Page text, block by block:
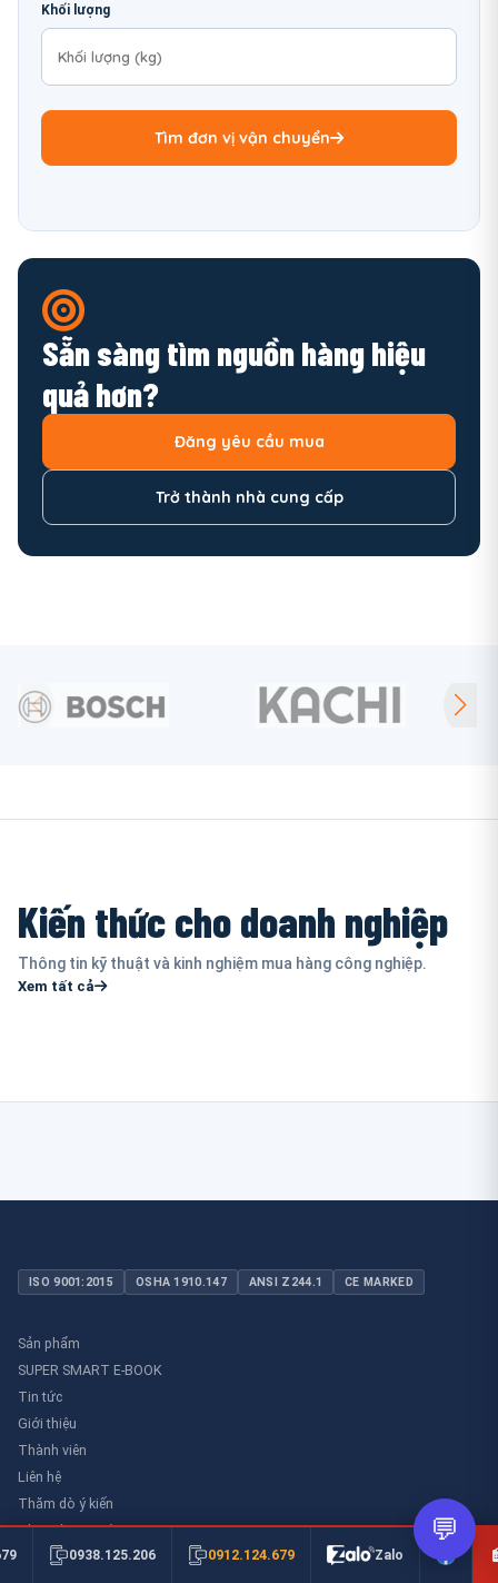
Khối lượng
Tìm đơn vị vận chuyển
Sẵn sàng tìm nguồn hàng hiệu
quả hơn?
Đăng yêu cầu mua
Trở thành nhà cung cấp
Kiến thức cho doanh nghiệp
Thông tin kỹ thuật và kinh nghiệm mua hàng công nghiệp.
Xem tất cả
ISO 9001:2015 OSHA 1910.147 ANSI Z244.1 CE MARKED
Sản phẩm
SUPER SMART E-BOOK
Tin tức
Giới thiệu
Thành viên
Liên hệ
Thăm dò ý kiến
Thư viên an toàn
0938.125.206 0912.124.679 Zalo
💬